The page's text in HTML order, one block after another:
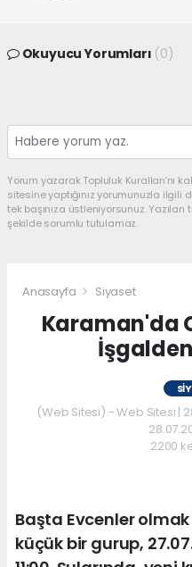
Okuyucu Yorumları (0)
Yorum yazarak Topluluk Kuralları’nı
sitesine yaptığınız yorumunuzla
tek başınıza üstleniyorsunuz.
şekilde sorumlu tutulamaz.
Anasayfa Siyaset
Karaman'da
(Web Sitesi) - Web Sitesi |
2200
Başta Evcenler olmak
küçük bir gurup,